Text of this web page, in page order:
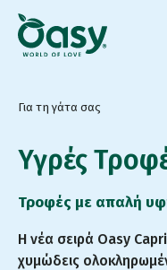
Για τη γάτα σας
Υγρές
Τροφές με απαλή
Η νέα σειρά Oasy
χυμώδεις